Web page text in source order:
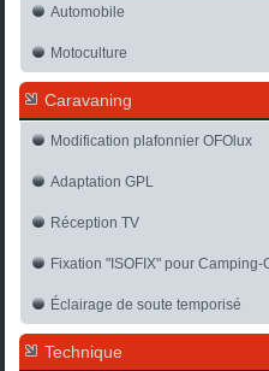
Automobile
Motoculture
Caravaning
Modification plafonnier OFOlux
Adaptation GPL
Réception TV
Fixation "ISOFIX" pour Camping-
Éclairage de soute temporisé
Technique